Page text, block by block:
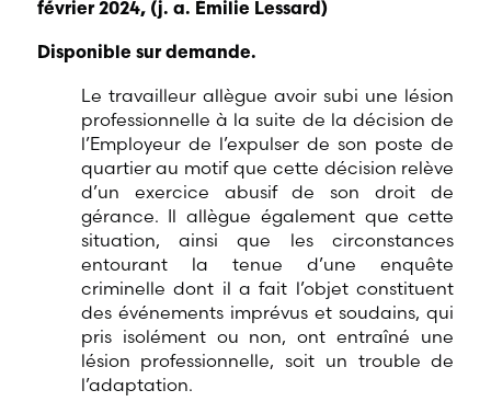
février 2024, (j. a. Émilie Lessard)
Disponible sur demande.
Le travailleur allègue avoir subi une lésion
professionnelle à la suite de la décision de
l’Employeur de l’expulser de son poste de
quartier au motif que cette décision relève
d’un exercice abusif de son droit de
gérance. Il allègue également que cette
situation, ainsi que les circonstances
entourant la tenue d’une enquête
criminelle dont il a fait l’objet constituent
des événements imprévus et soudains, qui
pris isolément ou non, ont entraîné une
lésion professionnelle, soit un trouble de
l’adaptation.